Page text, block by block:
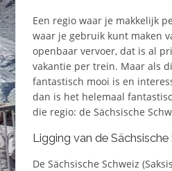
Een regio waar je makkelijk
waar je gebruik kunt maken
openbaar vervoer, dat is al
vakantie per trein. Maar als
fantastisch mooi is en
dan is het helemaal
die regio: de Sächsische
Ligging van de Sächsische
De Sächsische Schweiz